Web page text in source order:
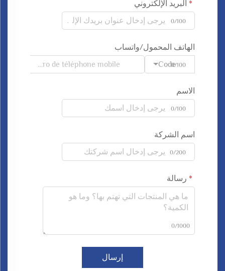
البريد الإلكتروني
0/100
الهاتف المحمول/واتساب
Code0/100
الاسم
0/100
اسم الشركة
0/200
رسالة
0/1000
إرسال